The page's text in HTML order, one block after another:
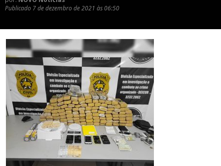
Publicado 7 de dezembro de 2021 às 06:50